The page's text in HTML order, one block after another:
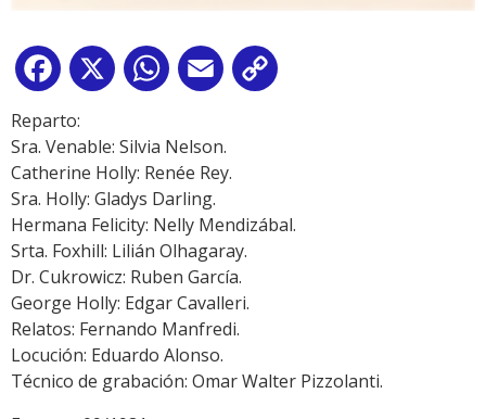
Facebook
X WhatsApp
Email
Reparto:
Sra. Venable: Silvia Nelson.
Catherine Holly: Renée Rey.
Sra. Holly: Gladys Darling.
Hermana Felicity: Nelly Mendizábal.
Srta. Foxhill: Lilián Olhagaray.
Dr. Cukrowicz: Ruben García.
George Holly: Edgar Cavalleri.
Relatos: Fernando Manfredi.
Locución: Eduardo Alonso.
Técnico de grabación: Omar Walter Pizzolanti.